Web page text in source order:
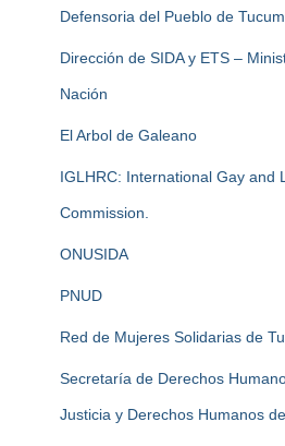
Defensoria del Pueblo de
Dirección de SIDA y ETS –
Nación
El Arbol de Galeano
IGLHRC: International Gay and
Commission.
ONUSIDA
PNUD
Red de Mujeres Solidarias de
Secretaría de Derechos
Justicia y Derechos Humanos